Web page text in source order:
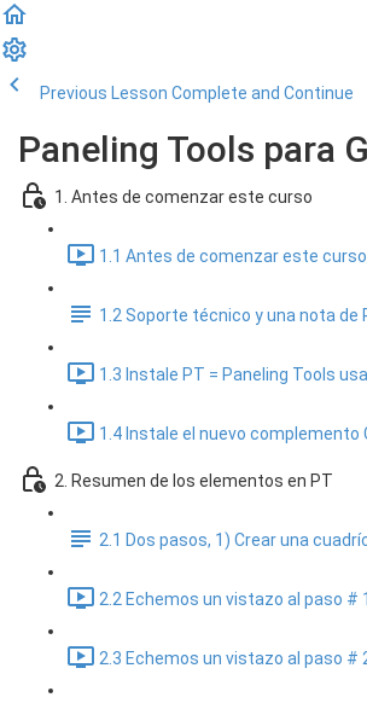
Previous Lesson Complete and Continue
Paneling Tools para
1. Antes de comenzar este curso
1.1 Antes de comenzar este
1.2 Soporte técnico y una nota de
1.3 Instale PT = Paneling Tools
1.4 Instale el nuevo complemento
2. Resumen de los elementos en PT
2.1 Dos pasos, 1) Crear una
2.2 Echemos un vistazo al paso #
2.3 Echemos un vistazo al paso #